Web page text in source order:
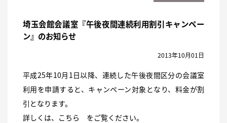
埼玉会館会議室『午後夜間連続利用割引キャンペー
ン』のお知らせ
2013年10月01日
平成25年10月1日以降、連続した午後夜間区分の会議室
利用を申請すると、キャンペーン対象となり、料金が割
引となります。
詳しくは、 こちら をご覧ください。